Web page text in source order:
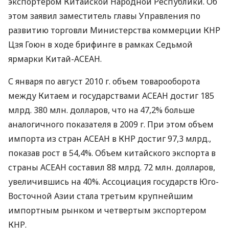
этом заявил заместитель главы Управления по
развитию торговли Министерства коммерции КНР
Цзя Гоюн в ходе брифинге в рамках Седьмой
ярмарки Китай-АСЕАН.
С января по август 2010 г. объем товарооборота
между Китаем и государствами АСЕАН достиг 185
млрд. 380 млн. долларов, что на 47,2% больше
аналогичного показателя в 2009 г. При этом объем
импорта из стран АСЕАН в КНР достиг 97,3 млрд.,
показав рост в 54,4%. Объем китайского экспорта в
страны АСЕАН составил 88 млрд. 72 млн. долларов,
увеличившись на 40%. Ассоциация государств Юго-
Восточной Азии стала третьим крупнейшим
импортным рынком и четвертым экспортером
КНР.